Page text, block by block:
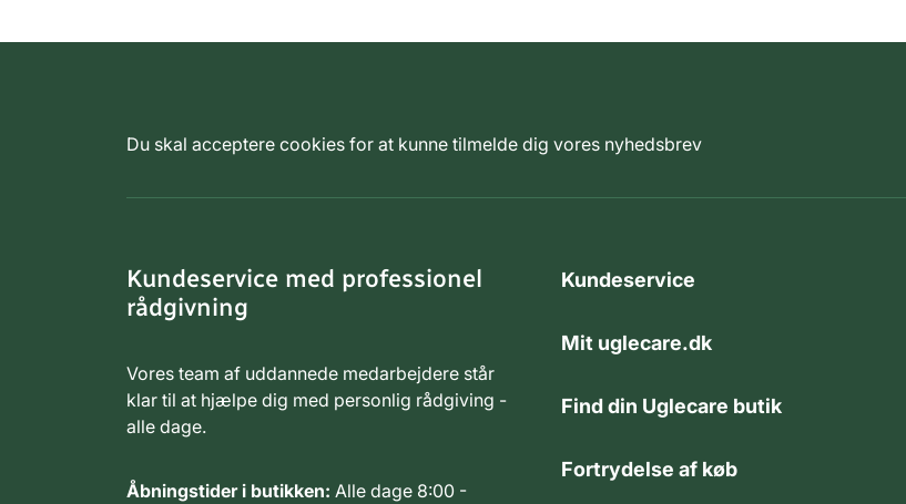
Du skal acceptere cookies for at kunne tilmelde dig vores nyhedsbrev
Kundeservice med professionel
rådgivning
Vores team af uddannede medarbejdere står
klar til at hjælpe dig med personlig rådgiving -
alle dage.
Åbningstider i butikken: Alle dage 8:00 -
Kundeservice
Mit uglecare.dk
Find din Uglecare butik
Fortrydelse af køb